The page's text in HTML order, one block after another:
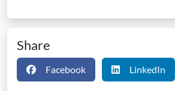
Share
Facebook LinkedIn